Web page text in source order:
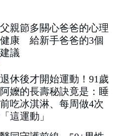
父親節多關心爸爸的心理
健康 給新手爸爸的3個
建議
退休後才開始運動！91歲
阿嬤的長壽秘訣竟是：睡
前吃冰淇淋、每周做4次
「這運動」